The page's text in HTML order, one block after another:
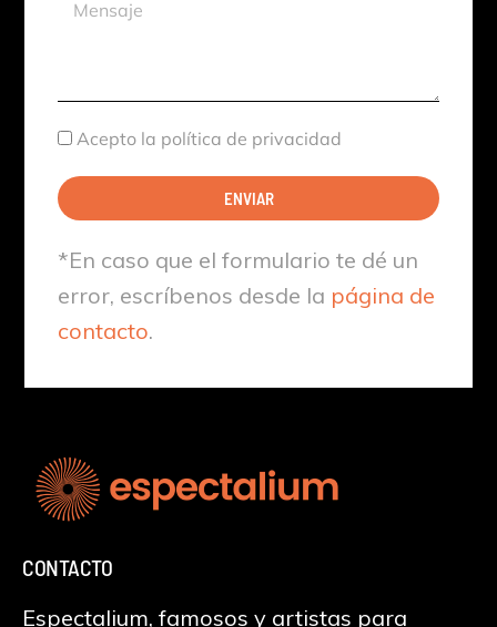
Mensaje
Aceptación
Acepto la política de privacidad
ENVIAR
*En caso que el formulario te dé un
error, escríbenos desde la página de
contacto.
CONTACTO
Espectalium, famosos y artistas para